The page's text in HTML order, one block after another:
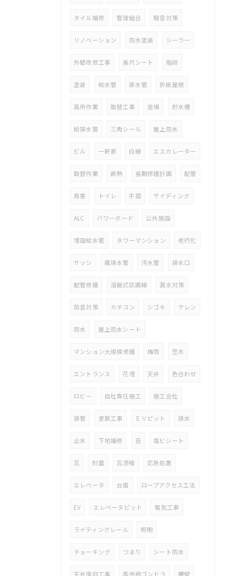
タイル補修 管理組合 騒音対策
リノベーション 防水塗装 シーラー
外壁改修工事 長尺シート 階段
塗装 給水管 排水管 折板屋根
高所作業 取替工事 足場 貯水槽
給排水管 三角シール 屋上防水
ビル 一軒家 白線 エスカレーター
取替作業 断熱 長期修繕計画 配管
鳥害 トイレ 手摺 サイディング
ALC パワーボード 公共施設
埋設給水管 タワーマンション 老朽化
サッシ 雑排水管 汚水管 排水口
配管修繕 溶融式区画線 漏水対策
防音対策 カチコン シゴキ ケレン
防水 屋上防水シート
マンション大規模修繕 梅雨 笠木
エントランス 花壇 天井 色合わせ
ロビー 自社責任施工 施工会社
排管 更新工事 ＥＶピット 排水
止水 下地補修 苔 塩ビシート
瓦 耐震 瓦漆喰 応急処置
エレベータ 台風 ロープアクセス工法
EV エレベータピット 電気工事
ライティングレール 照明
チョーキング つまり シート防水
天井復旧工事 高所用ゴンドラ 腰壁